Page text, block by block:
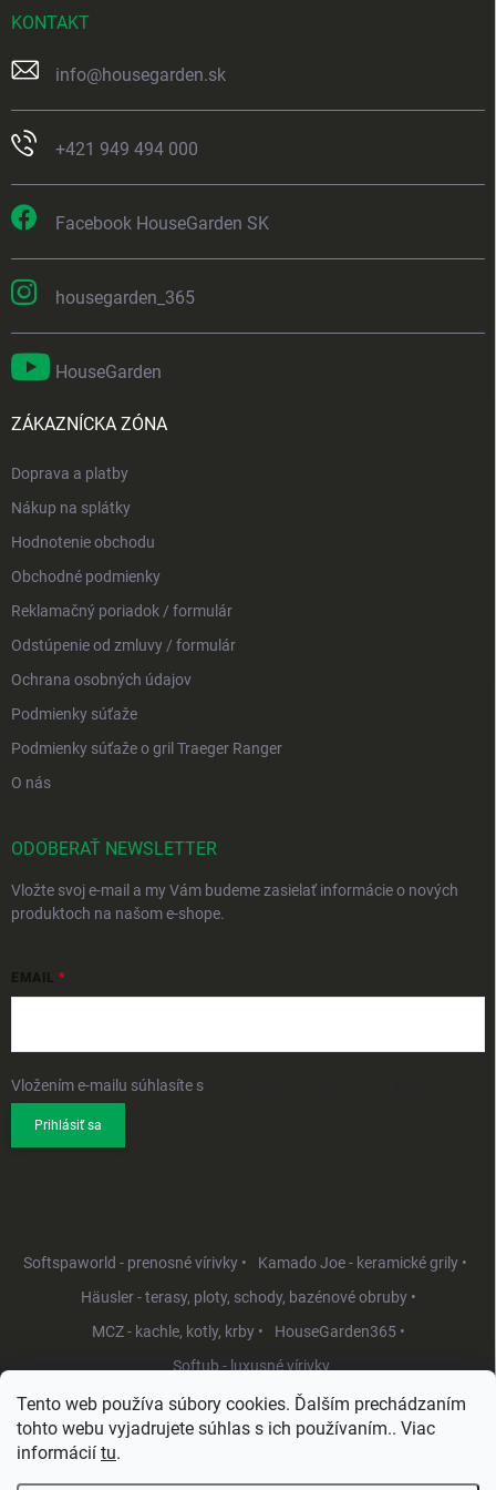
Tento web používa súbory cookies. Ďalším prechádzaním
tohto webu vyjadrujete súhlas s ich používaním.. Viac
informácií tu.
KONTAKT
info@housegarden.sk
+421 949 494 000
Facebook HouseGarden SK
housegarden_365
HouseGarden
ZÁKAZNÍCKA ZÓNA
Doprava a platby
Nákup na splátky
Hodnotenie obchodu
Obchodné podmienky
Reklamačný poriadok / formulár
Odstúpenie od zmluvy / formulár
Ochrana osobných údajov
Podmienky súťaže
Podmienky súťaže o gril Traeger Ranger
O nás
ODOBERAŤ NEWSLETTER
Vložte svoj e-mail a my Vám budeme zasielať informácie o nových
produktoch na našom e-shope.
EMAIL
Vložením e-mailu súhlasíte s
Prihlásiť sa
Softspaworld - prenosné vírivky •
Kamado Joe - keramické grily •
Häusler - terasy, ploty, schody, bazénové obruby •
MCZ - kachle, kotly, krby •
HouseGarden365 •
Softub - luxusné vírivky